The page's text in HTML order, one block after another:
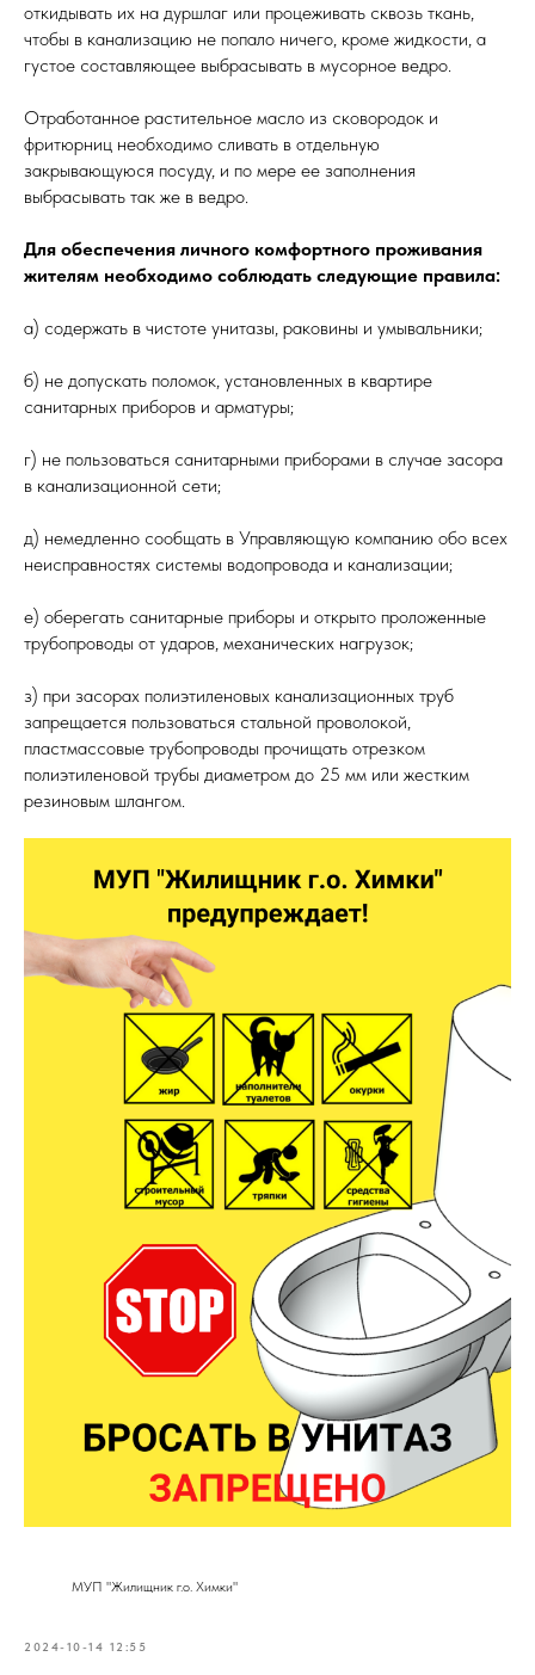
откидывать их на дуршлаг или процеживать сквозь ткань,
чтобы в канализацию не попало ничего, кроме жидкости, а
густое составляющее выбрасывать в мусорное ведро.
Отработанное растительное масло из сковородок и
фритюрниц необходимо сливать в отдельную
закрывающуюся посуду, и по мере ее заполнения
выбрасывать так же в ведро.
Для обеспечения личного комфортного проживания
жителям необходимо соблюдать следующие правила:
а) содержать в чистоте унитазы, раковины и умывальники;
б) не допускать поломок, установленных в квартире
санитарных приборов и арматуры;
г) не пользоваться санитарными приборами в случае засора
в канализационной сети;
д) немедленно сообщать в Управляющую компанию обо всех
неисправностях системы водопровода и канализации;
е) оберегать санитарные приборы и открыто проложенные
трубопроводы от ударов, механических нагрузок;
з) при засорах полиэтиленовых канализационных труб
запрещается пользоваться стальной проволокой,
пластмассовые трубопроводы прочищать отрезком
полиэтиленовой трубы диаметром до 25 мм или жестким
резиновым шлангом.
МУП "Жилищник г.о. Химки"
2024-10-14 12:55